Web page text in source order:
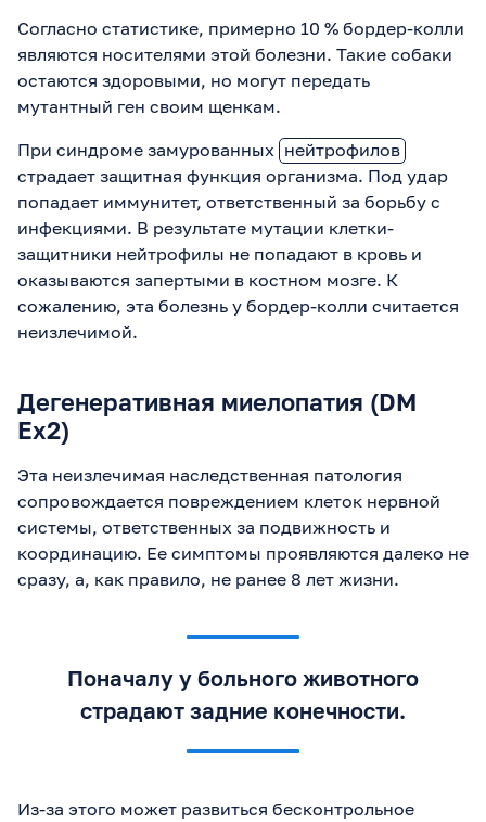
Согласно статистике, примерно 10 % бордер-колли
являются носителями этой болезни. Такие собаки
остаются здоровыми, но могут передать
мутантный ген своим щенкам.
При синдроме замурованных нейтрофилов
страдает защитная функция организма. Под удар
попадает иммунитет, ответственный за борьбу с
инфекциями. В результате мутации клетки-
защитники нейтрофилы не попадают в кровь и
оказываются запертыми в костном мозге. К
сожалению, эта болезнь у бордер-колли считается
неизлечимой.
Дегенеративная миелопатия (DM
Ex2)
Эта неизлечимая наследственная патология
сопровождается повреждением клеток нервной
системы, ответственных за подвижность и
координацию. Ее симптомы проявляются далеко не
сразу, а, как правило, не ранее 8 лет жизни.
Поначалу у больного животного
страдают задние конечности.
Из-за этого может развиться бесконтрольное